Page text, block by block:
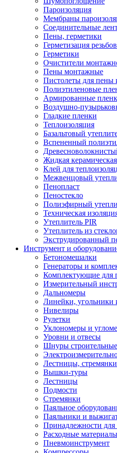
Пароизоляция
Мембраны
Соединительные
Пены, герметики
Герметизация
Герметики
Очистители
Пены монтажные
Пистолеты для пены
Полиэтиленовые
Армированные
Воздушно-
Гладкие пленки
Теплоизоляция
Базальтовый
Вспененный
Жидкая
Клей для
Межвенцовый
Пенопласт
Пеностекло
Полиэфирный
Техническая
Утеплитель PIR
Утеплитель из
Экструдированный
Инструмент и
Бетономешалки
Генераторы и
Комплектующие для
Измерительный
Дальномеры
Линейки, угольники
Нивелиры
Рулетки
Уклономеры и
Уровни и отвесы
Шнуры строительные
Лестницы,
Вышки-туры
Лестницы
Подмости
Стремянки
Паяльное
Паяльники и
Принадлежности
Расходные материалы
Пневмоинструмент